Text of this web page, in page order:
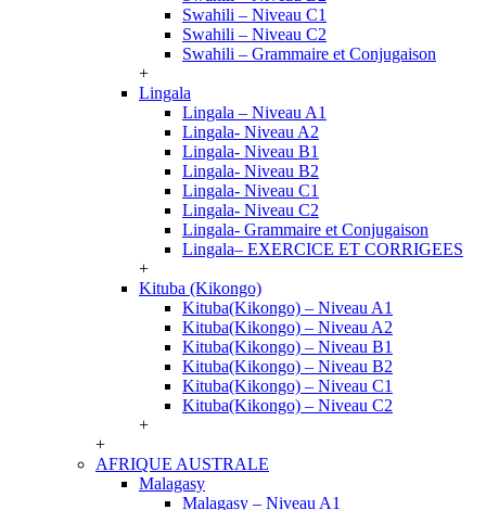
Swahili – Niveau C1
Swahili – Niveau C2
Swahili – Grammaire et Conjugaison
+
Lingala
Lingala – Niveau A1
Lingala- Niveau A2
Lingala- Niveau B1
Lingala- Niveau B2
Lingala- Niveau C1
Lingala- Niveau C2
Lingala- Grammaire et Conjugaison
Lingala– EXERCICE ET CORRIGEES
+
Kituba (Kikongo)
Kituba(Kikongo) – Niveau A1
Kituba(Kikongo) – Niveau A2
Kituba(Kikongo) – Niveau B1
Kituba(Kikongo) – Niveau B2
Kituba(Kikongo) – Niveau C1
Kituba(Kikongo) – Niveau C2
+
+
AFRIQUE AUSTRALE
Malagasy
Malagasy – Niveau A1